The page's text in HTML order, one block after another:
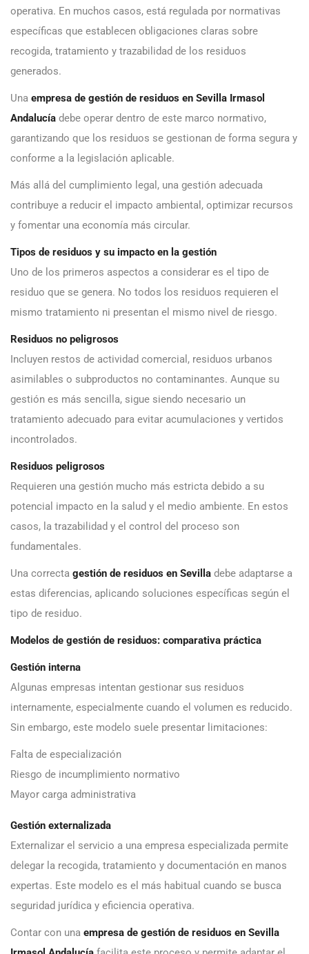
operativa. En muchos casos, está regulada por normativas
específicas que establecen obligaciones claras sobre
recogida, tratamiento y trazabilidad de los residuos
generados.
Una empresa de gestión de residuos en Sevilla Irmasol
Andalucía debe operar dentro de este marco normativo,
garantizando que los residuos se gestionan de forma segura y
conforme a la legislación aplicable.
Más allá del cumplimiento legal, una gestión adecuada
contribuye a reducir el impacto ambiental, optimizar recursos
y fomentar una economía más circular.
Tipos de residuos y su impacto en la gestión
Uno de los primeros aspectos a considerar es el tipo de
residuo que se genera. No todos los residuos requieren el
mismo tratamiento ni presentan el mismo nivel de riesgo.
Residuos no peligrosos
Incluyen restos de actividad comercial, residuos urbanos
asimilables o subproductos no contaminantes. Aunque su
gestión es más sencilla, sigue siendo necesario un
tratamiento adecuado para evitar acumulaciones y vertidos
incontrolados.
Residuos peligrosos
Requieren una gestión mucho más estricta debido a su
potencial impacto en la salud y el medio ambiente. En estos
casos, la trazabilidad y el control del proceso son
fundamentales.
Una correcta gestión de residuos en Sevilla debe adaptarse a
estas diferencias, aplicando soluciones específicas según el
tipo de residuo.
Modelos de gestión de residuos: comparativa práctica
Gestión interna
Algunas empresas intentan gestionar sus residuos
internamente, especialmente cuando el volumen es reducido.
Sin embargo, este modelo suele presentar limitaciones:
Falta de especialización
Riesgo de incumplimiento normativo
Mayor carga administrativa
Gestión externalizada
Externalizar el servicio a una empresa especializada permite
delegar la recogida, tratamiento y documentación en manos
expertas. Este modelo es el más habitual cuando se busca
seguridad jurídica y eficiencia operativa.
Contar con una empresa de gestión de residuos en Sevilla